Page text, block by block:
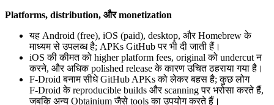
Platforms, distribution, और monetization
यह Android (free), iOS (paid), desktop, और Homebrew के
माध्यम से उपलब्ध है; APKs GitHub पर भी दी जाती हैं।
iOS की कीमत को higher platform fees, original को undercut न
करने, और अधिक polished release के कारण उचित ठहराया गया है।
F‑Droid बनाम सीधे GitHub APKs को लेकर बहस है; कुछ लोग
F‑Droid के reproducible builds और scanning पर भरोसा करते हैं,
जबकि अन्य Obtainium जैसे tools का उपयोग करते हैं।